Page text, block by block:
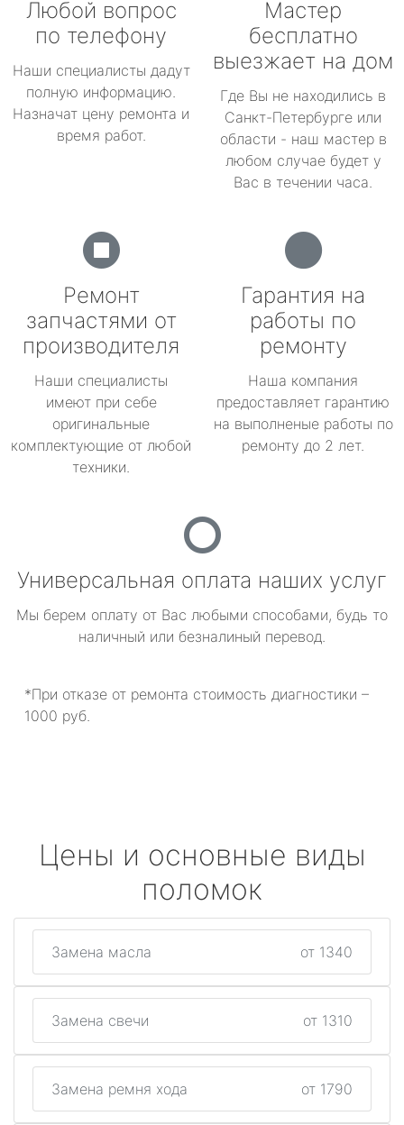
Любой вопрос
по телефону
Наши специалисты дадут
полную информацию.
Назначат цену ремонта и
время работ.
Мастер
бесплатно
выезжает на дом
Где Вы не находились в
Санкт-Петербурге или
области - наш мастер в
любом случае будет у
Вас в течении часа.
Ремонт
запчастями от
производителя
Наши специалисты
имеют при себе
оригинальные
комплектующие от любой
техники.
Гарантия на
работы по
ремонту
Наша компания
предоставляет гарантию
на выполненые работы по
ремонту до 2 лет.
Универсальная оплата наших услуг
Мы берем оплату от Вас любыми способами, будь то
наличный или безналиный перевод.
*При отказе от ремонта стоимость диагностики –
1000 руб.
Цены и основные виды
поломок
Замена масла от 1340
Замена свечи от 1310
Замена ремня хода от 1790